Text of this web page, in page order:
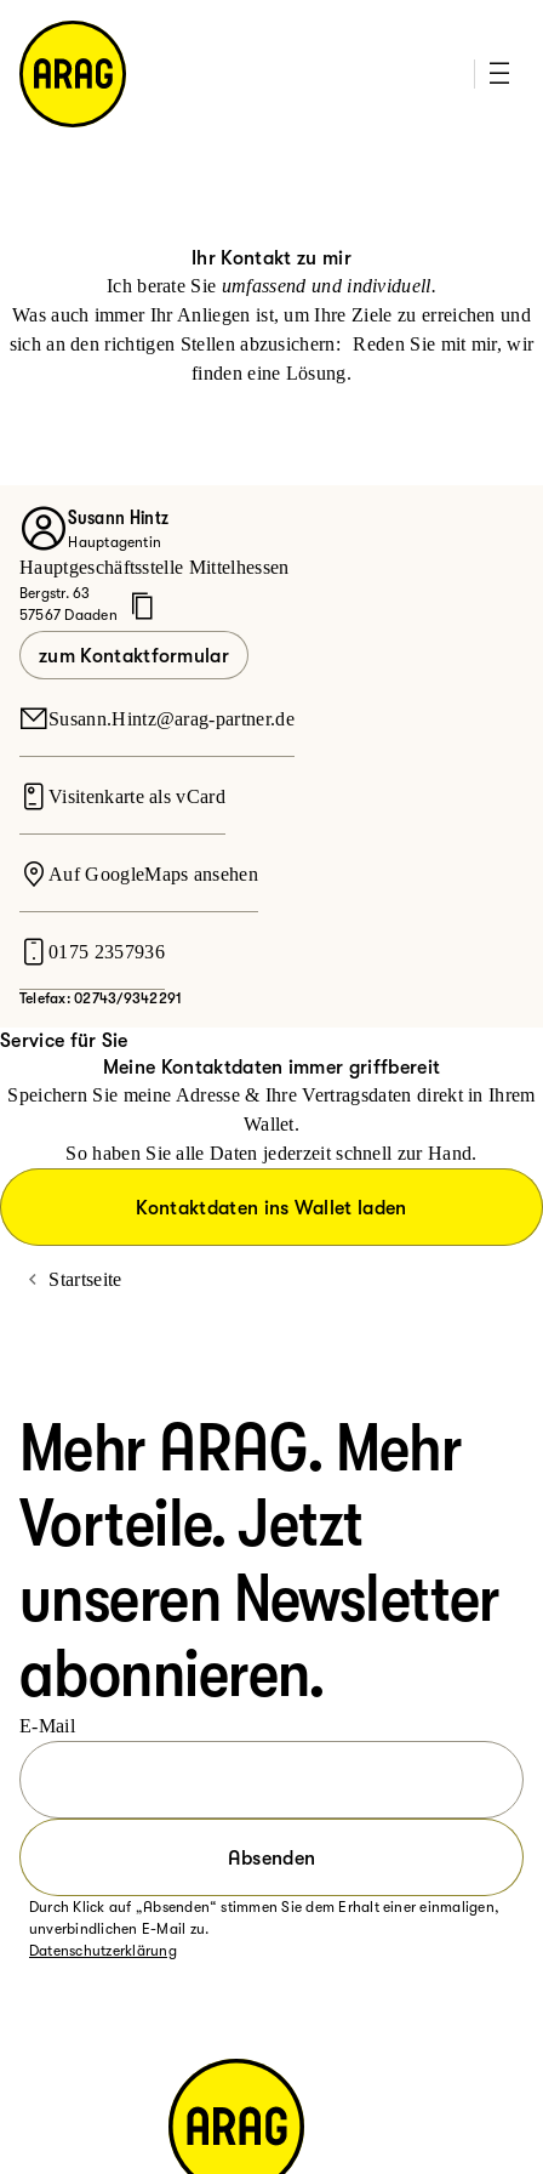
m
a
p
Ihr Kontakt zu mir
Ich berate Sie umfassend und individuell.
Was auch immer Ihr Anliegen ist, um Ihre Ziele zu erreichen und
sich an den richtigen Stellen abzusichern: Reden Sie mit mir, wir
finden eine Lösung.
Susann Hintz
Hauptagentin
Hauptgeschäftsstelle Mittelhessen
Bergstr. 63
57567 Daaden
zum Kontaktformular
Susann.Hintz@arag-partner.de
Visitenkarte als vCard
Auf GoogleMaps ansehen
0175 2357936
Telefax: 02743/9342291
Service für Sie
Meine Kontaktdaten immer griffbereit
Speichern Sie meine Adresse & Ihre Vertragsdaten direkt in Ihrem
Wallet.
So haben Sie alle Daten jederzeit schnell zur Hand.
Kontaktdaten ins Wallet laden
Startseite
Mehr ARAG. Mehr
Vorteile. Jetzt
unseren Newsletter
abonnieren.
E-Mail
Absenden
Durch Klick auf „Absenden“ stimmen Sie dem Erhalt einer einmaligen,
unverbindlichen E-Mail zu.
Datenschutzerklärung